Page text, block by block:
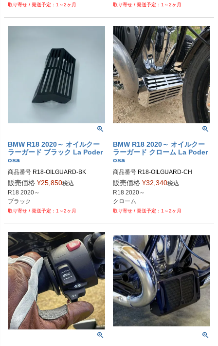
1～2ヶ月 1～2ヶ月
BMW R18 2020～ オイルクー
ラーガード ブラック La Poder
osa
商品番号 R18-OILGUARD-BK
販売価格 ¥25,850税込
R18 2020～
ブラック
1～2ヶ月
BMW R18 2020～ オイルクー
ラーガード クローム La Poder
osa
商品番号 R18-OILGUARD-CH
販売価格 ¥32,340税込
R18 2020～
クローム
1～2ヶ月